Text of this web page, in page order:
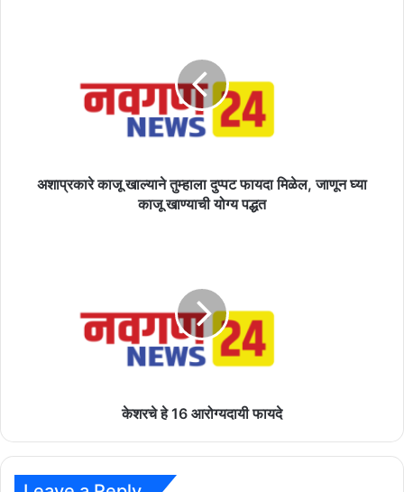
अशाप्रकारे काजू खाल्याने तुम्हाला दुप्पट फायदा मिळेल, जाणून घ्या
काजू खाण्याची योग्य पद्धत
केशरचे हे 16 आरोग्यदायी फायदे